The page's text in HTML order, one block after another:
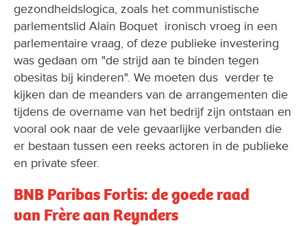
gezondheidslogica, zoals het communistische
parlementslid Alain Boquet ironisch vroeg in een
parlementaire vraag, of deze publieke investering
was gedaan om "de strijd aan te binden tegen
obesitas bij kinderen". We moeten dus verder te
kijken dan de meanders van de arrangementen die
tijdens de overname van het bedrijf zijn ontstaan en
vooral ook naar de vele gevaarlijke verbanden die
er bestaan tussen een reeks actoren in de publieke
en private sfeer.
BNB Paribas Fortis: de goede raad
van Frère aan Reynders